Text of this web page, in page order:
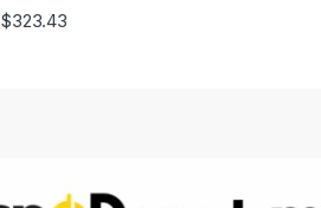
$323.43